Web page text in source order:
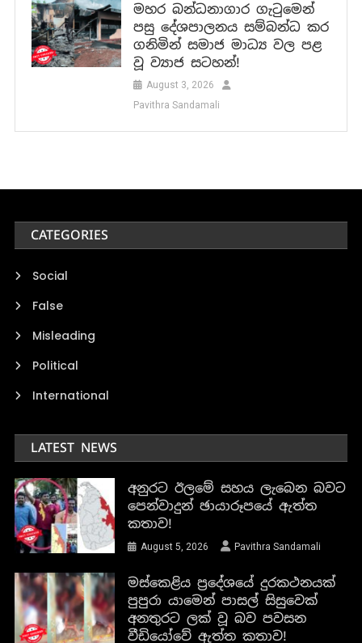
මහර බන්ධනාගාර ගැටුමෙන්
පසු දේශපාලනය සම්බන්ධ කර
ගනිමින් සමාජ මාධ්‍ය වල පළ
වූ ව්‍යාජ සටහන්!
August 3, 2026
Pavithra Sandamali
CATEGORIES
Social
False
Misleading
Political
International
LATEST NEWS
අනුරට ඊලමේ සහය ලැබෙන බවට
පෙන්වාදුන් ඡායාරූපයේ ඇත්ත
කතාව!
August 5, 2026 Pavithra Sandamali
මස්කෙළිය ප්‍රදේශයේ දුරකථනයක්
පුපුරා යාමෙන් පාසල් සිසුවෙක්
අනතුරට ලක් වූ බව පවසන
වීඩියෝවේ ඇත්ත කතාව!